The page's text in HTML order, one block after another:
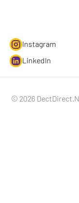
Instagram
LinkedIn
© 2026